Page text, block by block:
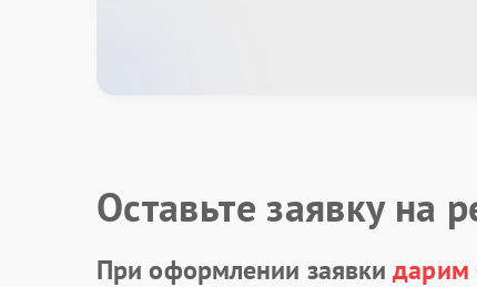
Оставьте заявку на
При оформлении заявкидарим